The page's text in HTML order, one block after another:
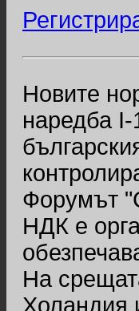
Новите
наредба
Форумът
НДК е
На
Холандия